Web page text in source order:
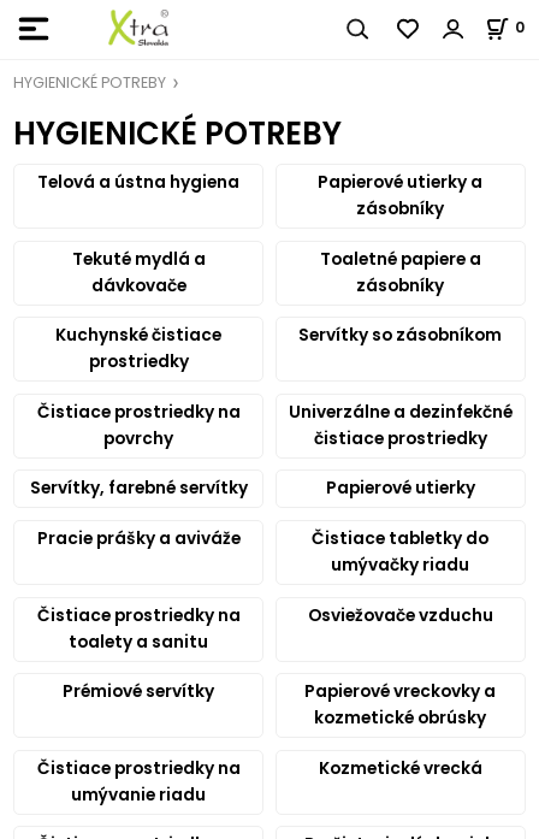
0
HYGIENICKÉ POTREBY
HYGIENICKÉ POTREBY
Telová a ústna hygiena
Papierové utierky a
zásobníky
Tekuté mydlá a
dávkovače
Toaletné papiere a
zásobníky
Kuchynské čistiace
prostriedky
Servítky so zásobníkom
Čistiace prostriedky na
povrchy
Univerzálne a dezinfekčné
čistiace prostriedky
Servítky, farebné servítky Papierové utierky
Pracie prášky a aviváže
Čistiace tabletky do
umývačky riadu
Čistiace prostriedky na
toalety a sanitu
Osviežovače vzduchu
Prémiové servítky
Papierové vreckovky a
kozmetické obrúsky
Čistiace prostriedky na
umývanie riadu
Kozmetické vrecká